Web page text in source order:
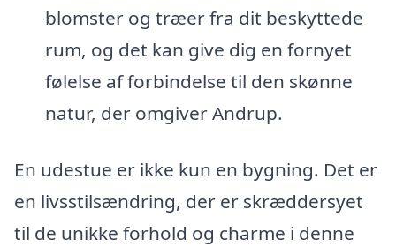
blomster og træer fra dit beskyttede
rum, og det kan give dig en fornyet
følelse af forbindelse til den skønne
natur, der omgiver Andrup.
En udestue er ikke kun en bygning. Det er
en livsstilsændring, der er skræddersyet
til de unikke forhold og charme i denne